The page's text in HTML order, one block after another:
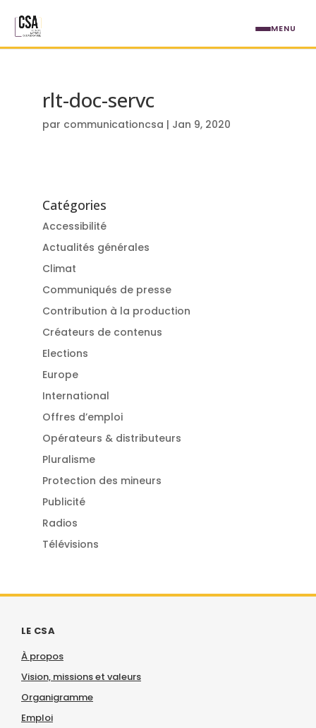
rlt-doc-servc
par communicationcsa | Jan 9, 2020
Catégories
Accessibilité
Actualités générales
Climat
Communiqués de presse
Contribution à la production
Créateurs de contenus
Elections
Europe
International
Offres d’emploi
Opérateurs & distributeurs
Pluralisme
Protection des mineurs
Publicité
Radios
Télévisions
LE CSA
À propos
Vision, missions et valeurs
Organigramme
Emploi
MENU